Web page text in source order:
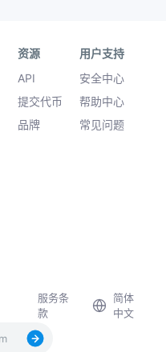
资源
API
提交代币
品牌
用户支持
安全中心
帮助中心
常见问题
服务条
款
简体
中文